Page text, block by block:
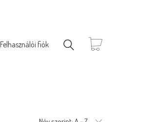
Felhasználói fiók